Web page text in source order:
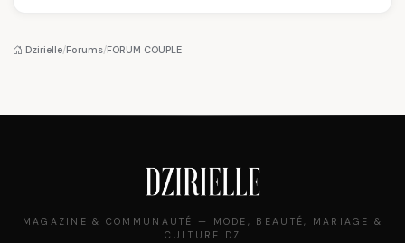
pièce mode de l'été
Dzirielle/Forums/FORUM COUPLE
MAGAZINE & COMMUNAUTÉ — MODE, BEAUTÉ, MARIAGE &
CULTURE DZ